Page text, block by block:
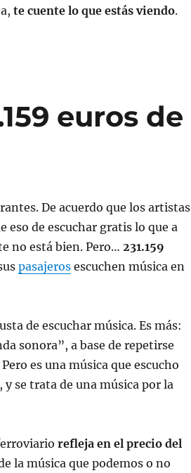
te cuente lo que estás viendo.
euros de
De acuerdo que los artistas
eso de escuchar gratis lo que a
no está bien. Pero… 231.159
pasajerosescuchen música en
de escuchar música. Es más:
sonora”, a base de repetirse
es una música que escucho
se trata de una música por la
refleja en el precio del
la música que podemos o no